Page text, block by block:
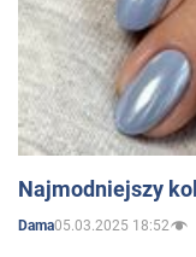
Najmodniejszy
Dama05.03.2025 18:52